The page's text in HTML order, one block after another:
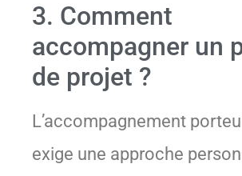
3. Comment
accompagner un
de projet ?
L’accompagnement
exige une approche